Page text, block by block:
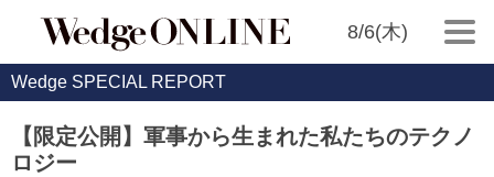
8/6(木)
Wedge SPECIAL REPORT
【限定公開】軍事から生まれた私たちのテクノ
ロジー